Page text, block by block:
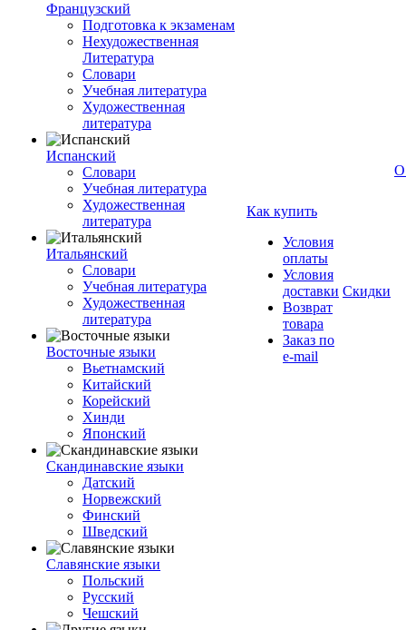
Французский
Подготовка к экзаменам
Нехудожественная
Литература
Словари
Учебная литература
Художественная
литература
Испанский
Словари
Учебная литература
Художественная
литература
Итальянский
Словари
Учебная литература
Художественная
литература
Восточные языки
Вьетнамский
Китайский
Корейский
Хинди
Японский
Скандинавские языки
Датский
Норвежский
Финский
Шведский
Славянские языки
Польский
Русский
Чешский
Как купить
Условия
оплаты
Условия
доставки
Возврат
товара
Заказ по
e-mail
Скидки
О